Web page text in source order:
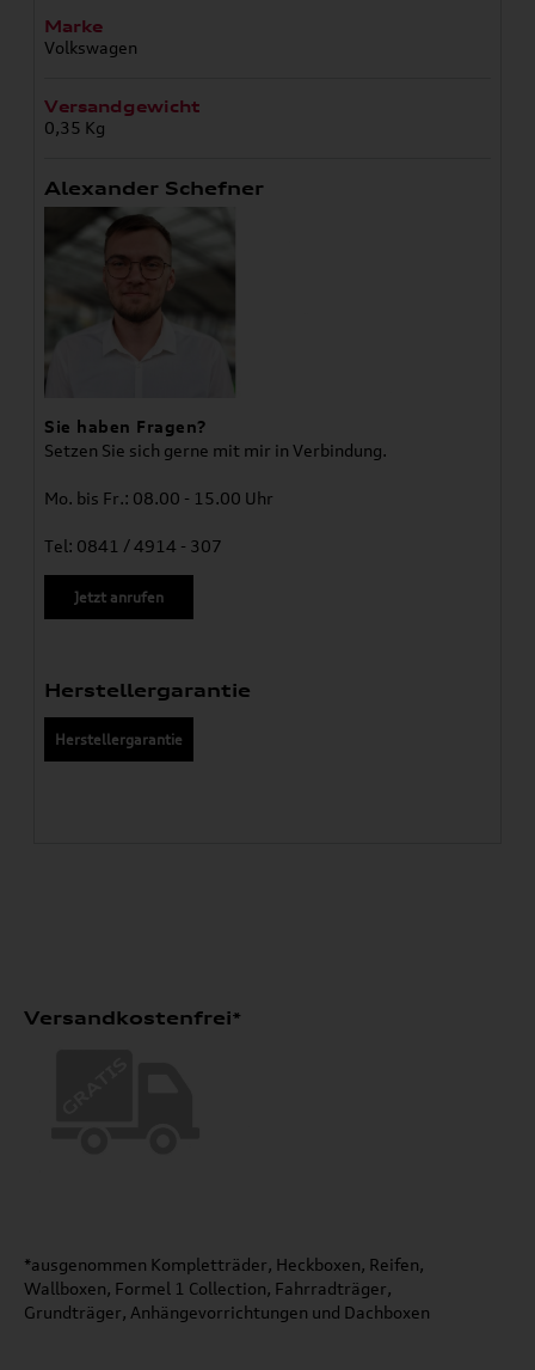
Marke
Volkswagen
Versandgewicht
0,35 Kg
Alexander Schefner
Sie haben Fragen?
Setzen Sie sich gerne mit mir in Verbindung.
Mo. bis Fr.: 08.00 - 15.00 Uhr
Tel: 0841 / 4914 - 307
Jetzt anrufen
Herstellergarantie
Herstellergarantie
Versandkostenfrei*
*ausgenommen Kompletträder, Heckboxen, Reifen,
Wallboxen, Formel 1 Collection, Fahrradträger,
Grundträger, Anhängevorrichtungen und Dachboxen